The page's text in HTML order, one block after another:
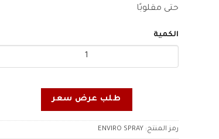
حتى مقلوبًا
الكمية
طلب عرض سعر
رمز المنتج: ENVIRO SPRAY